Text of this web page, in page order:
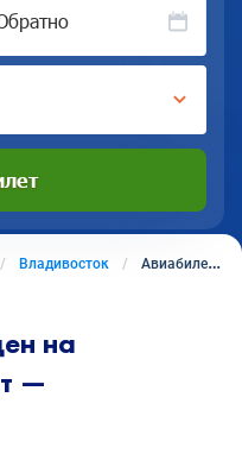
Владивосток Авиабилеты из Ташкента в Владивосток
на
—